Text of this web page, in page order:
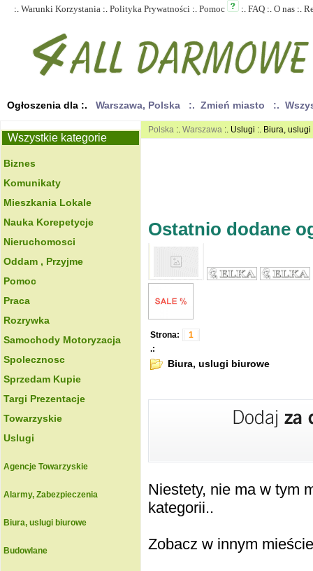
:. Warunki Korzystania :. Polityka Prywatności :. Pomoc :. FAQ :. O nas :.
Ogłoszenia dla :. Warszawa, Polska :. Zmień miasto :.
Wszystkie kategorie
Biznes
Komunikaty
Mieszkania Lokale
Nauka Korepetycje
Nieruchomosci
Oddam , Przyjme
Pomoc
Praca
Rozrywka
Samochody Motoryzacja
Spolecznosc
Sprzedam Kupie
Targi Prezentacje
Towarzyskie
Uslugi
Agencje Towarzyskie
Alarmy, Zabezpieczenia
Biura, uslugi biurowe
Budowlane
Polska :. Warszawa :. Uslugi :. Biura,
Ostatnio dodane
Strona:
1
.:
Biura, uslugi biurowe
Niestety, nie ma w tym
kategorii..
Zobacz w innym